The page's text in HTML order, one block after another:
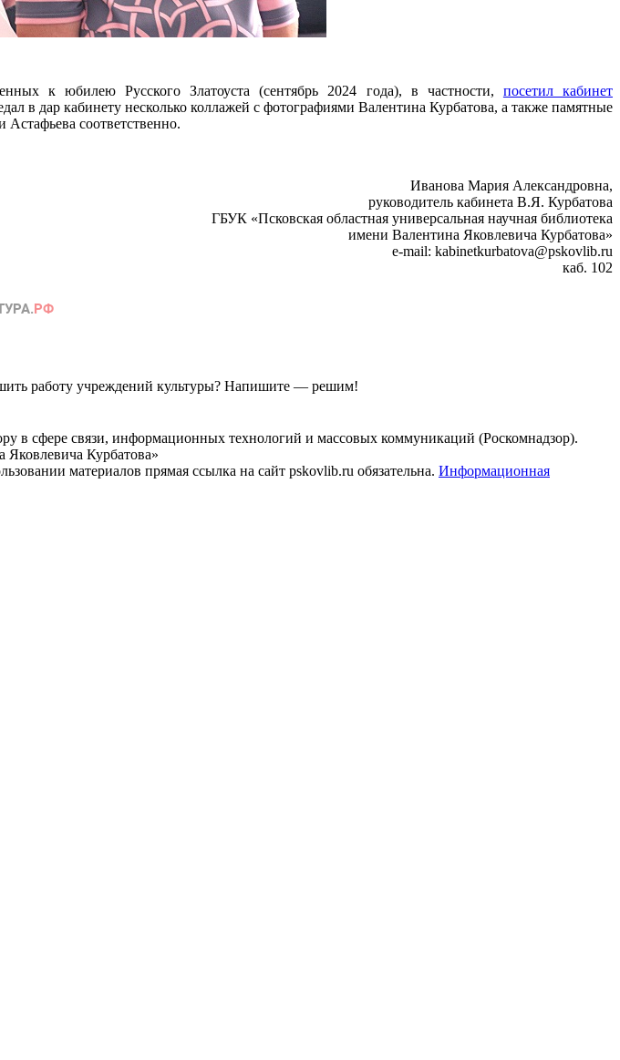
к юбилею Русского Златоуста (сентябрь 2024 года), в частности, посетил кабинет
в дар кабинету несколько коллажей с фотографиями Валентина Курбатова, а также памятные
соответственно.
Иванова Мария Александровна,
руководитель кабинета В.Я. Курбатова
ГБУК «Псковская областная универсальная научная библиотека
имени Валентина Яковлевича Курбатова»
e-mail: kabinetkurbatova@pskovlib.ru
каб. 102
работу учреждений культуры? Напишите — решим!
сфере связи, информационных технологий и массовых коммуникаций (Роскомнадзор).
Яковлевича Курбатова»
материалов прямая ссылка на сайт pskovlib.ru обязательна. Информационная